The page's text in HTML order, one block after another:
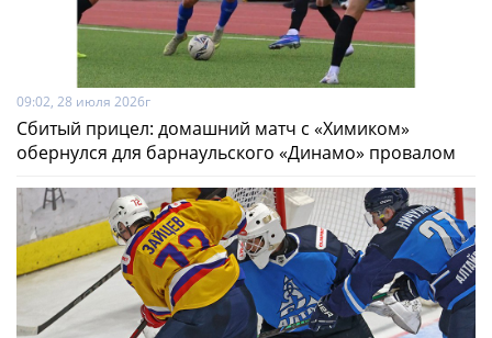
09:02, 28 июля 2026г
Сбитый прицел: домашний матч с «Химиком»
обернулся для барнаульского «Динамо» провалом